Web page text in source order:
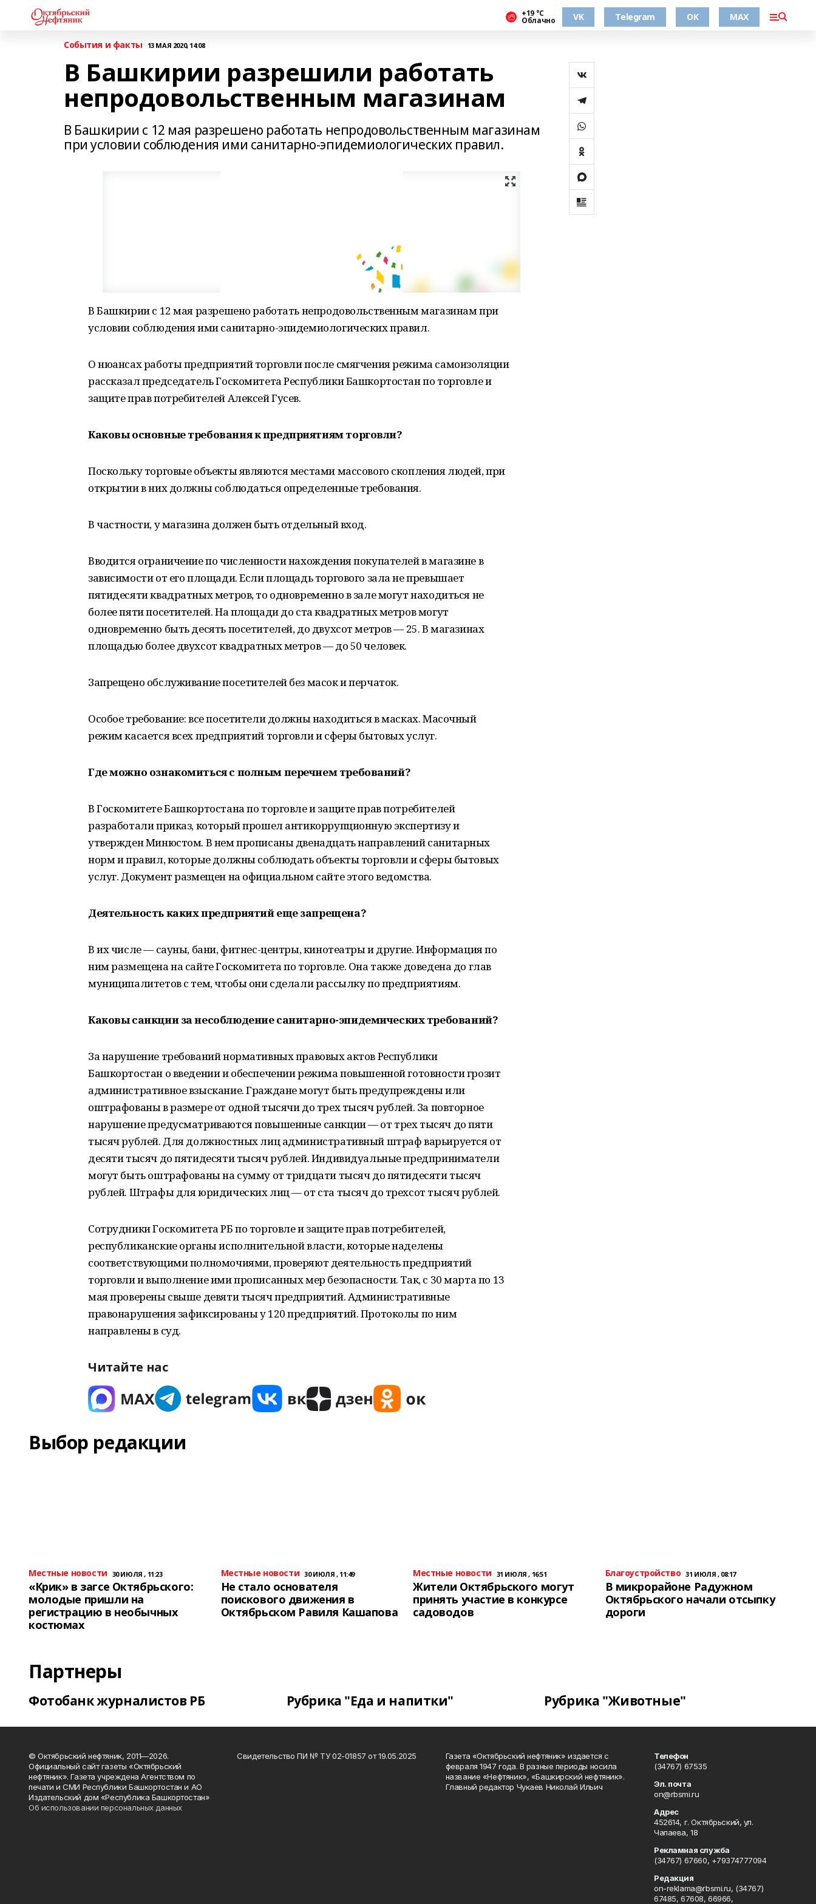
+19 °С
Облачно VK Telegram ОК MAX
События и факты 13 МАЯ 2020, 14:08
В Башкирии разрешили работать
непродовольственным магазинам
В Башкирии с 12 мая разрешено работать непродовольственным магазинам
при условии соблюдения ими санитарно-эпидемиологических правил.
В Башкирии с 12 мая разрешено работать непродовольственным магазинам при
условии соблюдения ими санитарно-эпидемиологических правил.
О нюансах работы предприятий торговли после смягчения режима самоизоляции
рассказал председатель Госкомитета Республики Башкортостан по торговле и
защите прав потребителей Алексей Гусев.
Каковы основные требования к предприятиям торговли?
Поскольку торговые объекты являются местами массового скопления людей, при
открытии в них должны соблюдаться определенные требования.
В частности, у магазина должен быть отдельный вход.
Вводится ограничение по численности нахождения покупателей в магазине в
зависимости от его площади. Если площадь торгового зала не превышает
пятидесяти квадратных метров, то одновременно в зале могут находиться не
более пяти посетителей. На площади до ста квадратных метров могут
одновременно быть десять посетителей, до двухсот метров — 25. В магазинах
площадью более двухсот квадратных метров — до 50 человек.
Запрещено обслуживание посетителей без масок и перчаток.
Особое требование: все посетители должны находиться в масках. Масочный
режим касается всех предприятий торговли и сферы бытовых услуг.
Где можно ознакомиться с полным перечнем требований?
В Госкомитете Башкортостана по торговле и защите прав потребителей
разработали приказ, который прошел антикоррупционную экспертизу и
утвержден Минюстом. В нем прописаны двенадцать направлений санитарных
норм и правил, которые должны соблюдать объекты торговли и сферы бытовых
услуг. Документ размещен на официальном сайте этого ведомства.
Деятельность каких предприятий еще запрещена?
В их числе — сауны, бани, фитнес-центры, кинотеатры и другие. Информация по
ним размещена на сайте Госкомитета по торговле. Она также доведена до глав
муниципалитетов с тем, чтобы они сделали рассылку по предприятиям.
Каковы санкции за несоблюдение санитарно-эпидемических требований?
За нарушение требований нормативных правовых актов Республики
Башкортостан о введении и обеспечении режима повышенной готовности грозит
административное взыскание. Граждане могут быть предупреждены или
оштрафованы в размере от одной тысячи до трех тысяч рублей. За повторное
нарушение предусматриваются повышенные санкции — от трех тысяч до пяти
тысяч рублей. Для должностных лиц административный штраф варьируется от
десяти тысяч до пятидесяти тысяч рублей. Индивидуальные предприниматели
могут быть оштрафованы на сумму от тридцати тысяч до пятидесяти тысяч
рублей. Штрафы для юридических лиц — от ста тысяч до трехсот тысяч рублей.
Сотрудники Госкомитета РБ по торговле и защите прав потребителей,
республиканские органы исполнительной власти, которые наделены
соответствующими полномочиями, проверяют деятельность предприятий
торговли и выполнение ими прописанных мер безопасности. Так, с 30 марта по 13
мая проверены свыше девяти тысяч предприятий. Административные
правонарушения зафиксированы у 120 предприятий. Протоколы по ним
направлены в суд.
Читайте нас
Выбор редакции
Местные новости 30 ИЮЛЯ , 11:23
«Крик» в загсе Октябрьского:
молодые пришли на
регистрацию в необычных
костюмах
Местные новости 30 ИЮЛЯ , 11:49
Не стало основателя
поискового движения в
Октябрьском Равиля Кашапова
Местные новости 31 ИЮЛЯ , 16:51
Жители Октябрьского могут
принять участие в конкурсе
садоводов
Благоустройство 31 ИЮЛЯ , 08:17
В микрорайоне Радужном
Октябрьского начали отсыпку
дороги
Партнеры
Фотобанк журналистов РБ Рубрика "Еда и напитки" Рубрика "Животные"
© Октябрьский нефтяник, 2011—2026.
Официальный сайт газеты «Октябрьский
нефтяник». Газета учреждена Агентством по
печати и СМИ Республики Башкортостан и АО
Издательский дом «Республика Башкортостан»
Об использовании персональных данных
Свидетельство ПИ № ТУ 02-01857 от 19.05.2025
Газета «Октябрьский нефтяник» издается с
февраля 1947 года. В разные периоды носила
название «Нефтяник», «Башкирский нефтяник».
Главный редактор Чукаев Николай Ильич
Телефон
(34767) 67535
Эл. почта
on@rbsmi.ru
Адрес
452614, г. Октябрьский, ул.
Чапаева, 18
Рекламная служба
(34767) 67660, +79374777094
Редакция
on-reklama@rbsmi.ru, (34767)
67485, 67608, 66966,